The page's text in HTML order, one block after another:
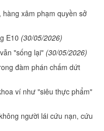
xâm phạm quyền sở
E10 (30/05/2026)
"sống lại" (30/05/2026)
đàm phán chấm dứt
ví như "siêu thực phẩm"
người lái cứu nạn, cứu